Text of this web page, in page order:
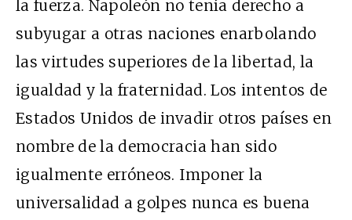
la fuerza. Napoleón no tenía derecho a
subyugar a otras naciones enarbolando
las virtudes superiores de la libertad, la
igualdad y la fraternidad. Los intentos de
Estados Unidos de invadir otros países en
nombre de la democracia han sido
igualmente erróneos. Imponer la
universalidad a golpes nunca es buena